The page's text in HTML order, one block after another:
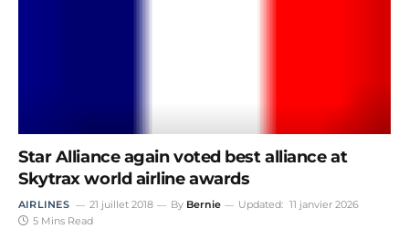
Star Alliance again voted best alliance at
Skytrax world airline awards
AIRLINES 21 juillet 2018 By Bernie Updated: 11 janvier 2026
5 Mins Read